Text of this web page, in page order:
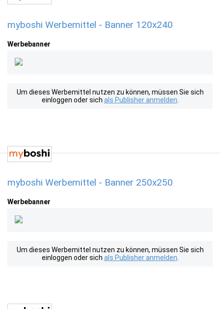
myboshi Werbemittel - Banner 120x240
Werbebanner
Um dieses Werbemittel nutzen zu können, müssen Sie sich
einloggen oder sich als Publisher anmelden
myboshi Werbemittel - Banner 250x250
Werbebanner
Um dieses Werbemittel nutzen zu können, müssen Sie sich
einloggen oder sich als Publisher anmelden